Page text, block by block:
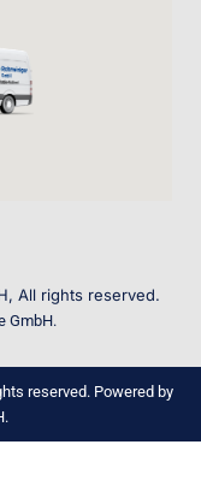
All rights reserved.
GmbH.
reserved. Powered by